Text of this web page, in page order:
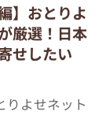
】おとりよ
厳選！日本
せしたい
りよせネット